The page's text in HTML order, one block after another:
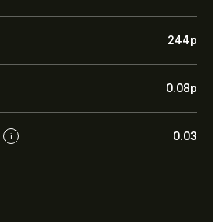
244‎p‎
0.08‎p‎
i 0.03